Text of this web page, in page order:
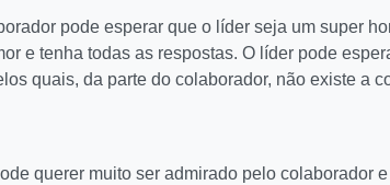
pode esperar que o líder seja um super
e tenha todas as respostas. O líder pode
quais, da parte do colaborador, não existe a
querer muito ser admirado pelo colaborador